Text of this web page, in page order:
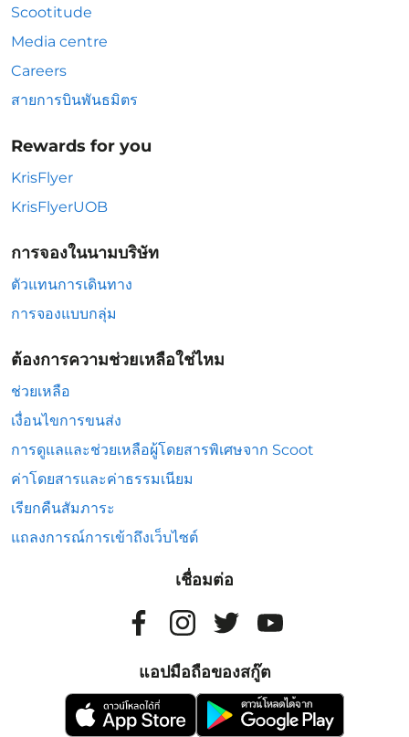
Scootitude
Media centre
Careers
สายการบินพันธมิตร
Rewards for you
KrisFlyer
KrisFlyerUOB
การจองในนามบริษัท
ตัวแทนการเดินทาง
การจองแบบกลุ่ม
ต้องการความช่วยเหลือใช่ไหม
ช่วยเหลือ
เงื่อนไขการขนส่ง
การดูแลและช่วยเหลือผู้โดยสารพิเศษจาก Scoot
ค่าโดยสารและค่าธรรมเนียม
เรียกคืนสัมภาระ
แถลงการณ์การเข้าถึงเว็บไซต์
เชื่อมต่อ
แอปมือถือของสกู๊ต